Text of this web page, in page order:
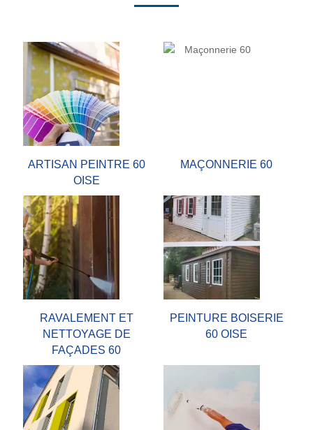
ARTISAN PEINTRE 60
OISE
MAÇONNERIE 60
RAVALEMENT ET
NETTOYAGE DE
FAÇADES 60
PEINTURE BOISERIE
60 OISE